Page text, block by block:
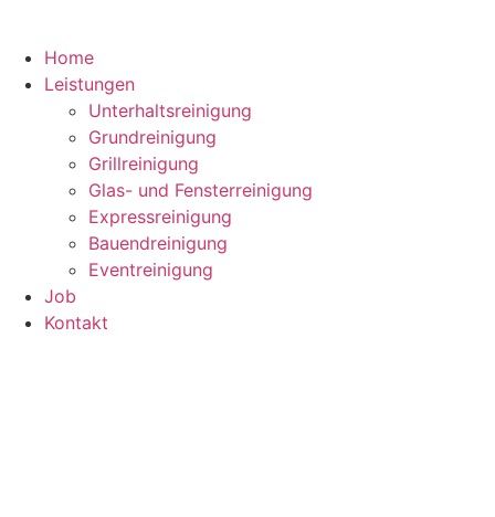
Home
Leistungen
Unterhaltsreinigung
Grundreinigung
Grillreinigung
Glas- und Fensterreinigung
Expressreinigung
Bauendreinigung
Eventreinigung
Job
Kontakt